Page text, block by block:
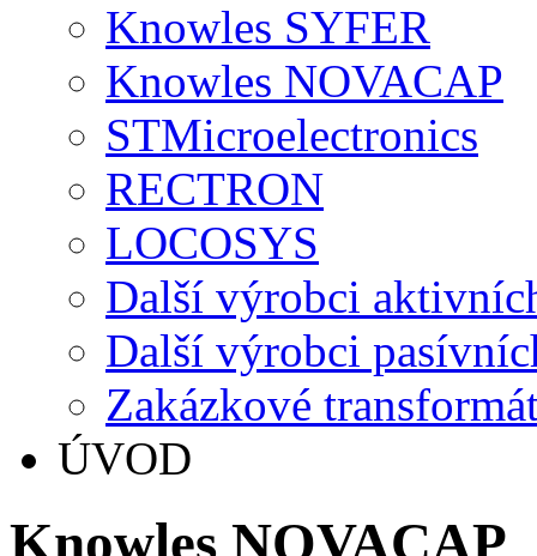
Knowles SYFER
Knowles NOVACAP
STMicroelectronics
RECTRON
LOCOSYS
Další výrobci
Další výrobci
Zakázkové
ÚVOD
Knowles NOVACAP